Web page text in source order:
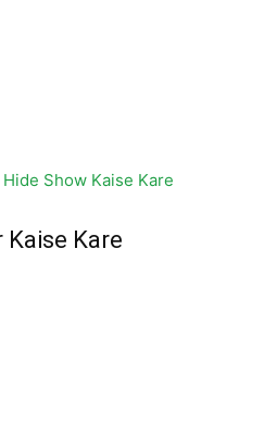
Show Kaise Kare
Kare